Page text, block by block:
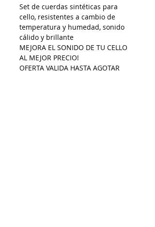
Set de cuerdas sintéticas para
cello, resistentes a cambio de
temperatura y humedad, sonido
cálido y brillante
MEJORA EL SONIDO DE TU CELLO
AL MEJOR PRECIO!
OFERTA VALIDA HASTA AGOTAR